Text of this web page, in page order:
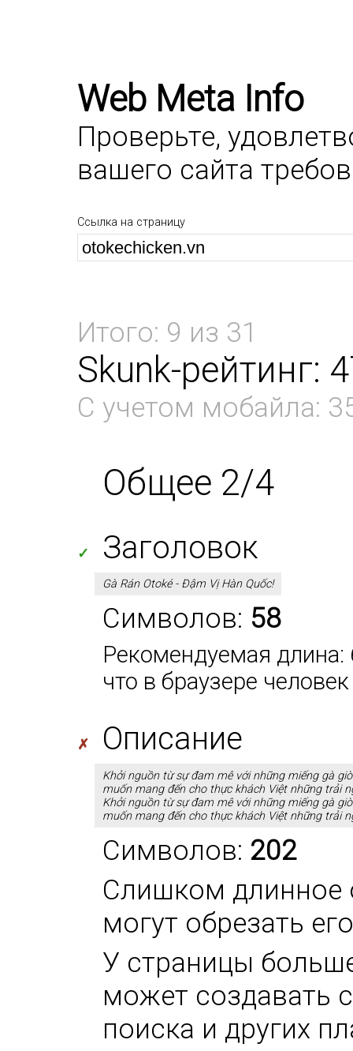
Web Meta Info
Проверьте,
вашего сайта
Ссылка на страницу
Итого: 9 из 31
Skunk-рейтинг:
С учетом мобайла:
Общее 2/4
✓ Заголовок
Gà Rán Otoké - Đậm Vị Hàn Quốc!
Символов: 58
Рекомендуемая длина:
что в браузере
✗ Описание
Khởi nguồn từ sự đam mê với những miếng gà
muốn mang đến cho thực khách Việt những trải
Khởi nguồn từ sự đam mê với những miếng gà
muốn mang đến cho thực khách Việt những trải
Символов: 202
Слишком длинное
могут обрезать
У страницы
может создавать
поиска и других